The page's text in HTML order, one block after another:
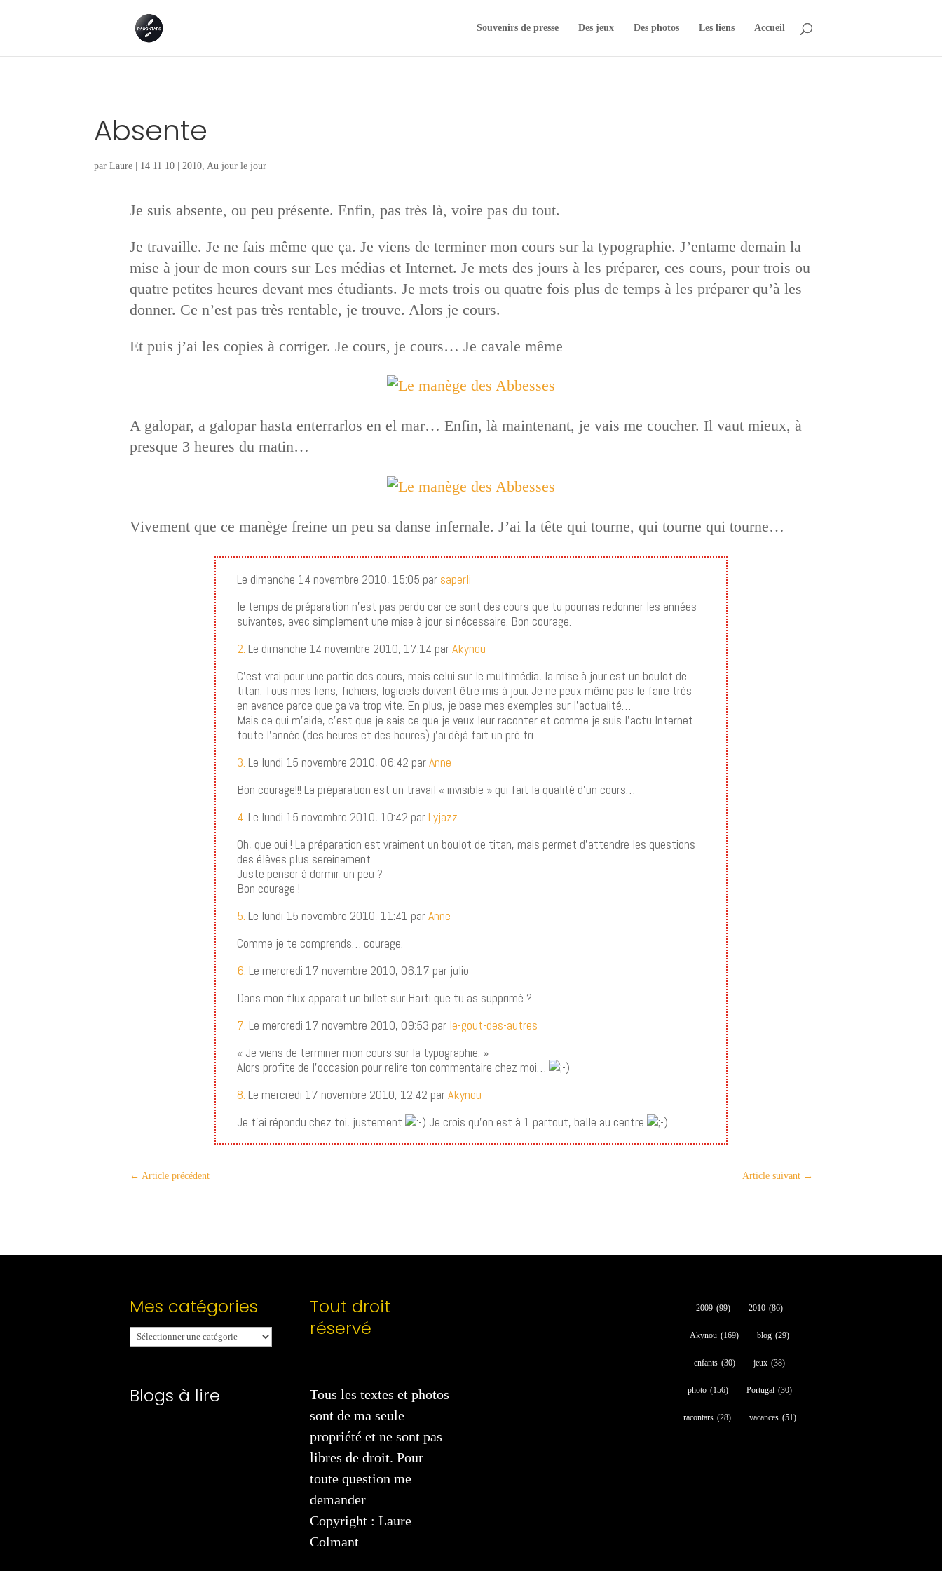
Souvenirs de presse Des jeux Des photos Les liens Accueil
Absente
parLaure | 14 11 10 | 2010 Au jour le jour
Je suis absente, ou peu présente. Enfin, pas très là, voire pas du tout.
Je travaille. Je ne fais même que ça. Je viens de terminer mon cours sur la typographie. J’entame demain la
mise à jour de mon cours sur Les médias et Internet. Je mets des jours à les préparer, ces cours, pour trois ou
quatre petites heures devant mes étudiants. Je mets trois ou quatre fois plus de temps à les préparer qu’à les
donner. Ce n’est pas très rentable, je trouve. Alors je cours.
Et puis j’ai les copies à corriger. Je cours, je cours… Je cavale même
A galopar, a galopar hasta enterrarlos en el mar… Enfin, là maintenant, je vais me coucher. Il vaut mieux, à
presque 3 heures du matin…
Vivement que ce manège freine un peu sa danse infernale. J’ai la tête qui tourne, qui tourne qui tourne…
Le dimanche 14 novembre 2010, 15:05 par saperli
le temps de préparation n’est pas perdu car ce sont des cours que tu pourras redonner les années
suivantes, avec simplement une mise à jour si nécessaire. Bon courage.
2. Le dimanche 14 novembre 2010, 17:14 parAkynou
C’est vrai pour une partie des cours, mais celui sur le multimédia, la mise à jour est un boulot de
titan. Tous mes liens, fichiers, logiciels doivent être mis à jour. Je ne peux même pas le faire très
en avance parce que ça va trop vite. En plus, je base mes exemples sur l’actualité…
Mais ce qui m’aide, c’est que je sais ce que je veux leur raconter et comme je suis l’actu Internet
toute l’année (des heures et des heures) j’ai déjà fait un pré tri
3. Le lundi 15 novembre 2010, 06:42 parAnne
Bon courage!!! La préparation est un travail « invisible » qui fait la qualité d’un cours…
4. Le lundi 15 novembre 2010, 10:42 parLyjazz
Oh, que oui ! La préparation est vraiment un boulot de titan, mais permet d’attendre les questions
des élèves plus sereinement…
Juste penser à dormir, un peu ?
Bon courage !
5. Le lundi 15 novembre 2010, 11:41 parAnne
Comme je te comprends… courage.
6. Le mercredi 17 novembre 2010, 06:17 par julio
Dans mon flux apparait un billet sur Haïti que tu as supprimé ?
7. Le mercredi 17 novembre 2010, 09:53 par le-gout-des-autres
« Je viens de terminer mon cours sur la typographie. »
Alors profite de l’occasion pour relire ton commentaire chez moi…
8. Le mercredi 17 novembre 2010, 12:42 parAkynou
Je t’ai répondu chez toi, justement
Je crois qu’on est à 1 partout, balle au centre
← Article précédent Article suivant→
Mes catégories
Mes
catégories
Blogs à lire
Tout droit
réservé
Tous les textes et photos
sont de ma seule
propriété et ne sont pas
libres de droit. Pour
toute question me
demander
Copyright : Laure
Colmant
2009 (99) 2010 (86)
Akynou (169) blog (29)
enfants (30) jeux (38)
photo (156) Portugal (30)
racontars (28) vacances (51)